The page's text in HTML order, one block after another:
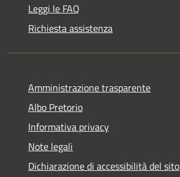
Leggi le FAQ
Richiesta assistenza
Amministrazione trasparente
Albo Pretorio
Informativa privacy
Note legali
Dichiarazione di accessibilità del sito